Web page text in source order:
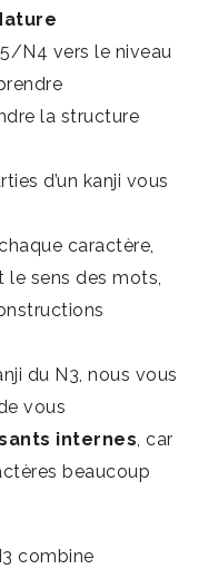
N4 vers le niveau
la structure
d’un kanji vous
caractère,
le sens des mots,
du N3, nous vous
vous
internes, car
beaucoup
combine